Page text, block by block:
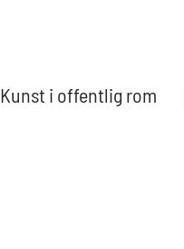
Kunst i offentlig rom